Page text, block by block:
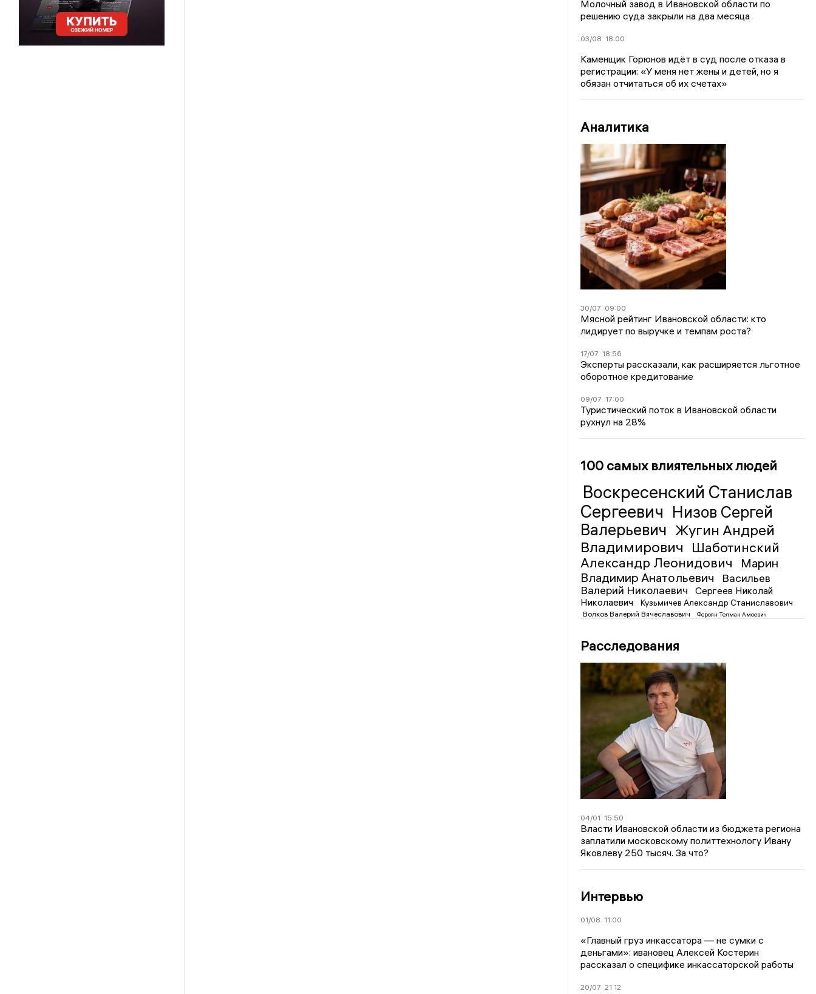
Молочный завод в Ивановской области по
решению суда закрыли на два месяца
03/08 18:00
Каменщик Горюнов идёт в суд после отказа в
регистрации: «У меня нет жены и детей, но я
обязан отчитаться об их счетах»
Аналитика
30/07 09:00
Мясной рейтинг Ивановской области: кто
лидирует по выручке и темпам роста?
17/07 18:56
Эксперты рассказали, как расширяется льготное
оборотное кредитование
09/07 17:00
Туристический поток в Ивановской области
рухнул на 28%
100 самых влиятельных людей
Воскресенский Станислав
Сергеевич Низов Сергей
Валерьевич Жугин Андрей
Владимирович
Шаботинский
Александр Леонидович
Марин
Владимир Анатольевич
Васильев
Валерий Николаевич
Сергеев Николай
Николаевич
Кузьмичев Александр Станиславович
Волков Валерий Вячеславович Фероян Телман Амоевич
Расследования
04/01 15:50
Власти Ивановской области из бюджета региона
заплатили московскому политтехнологу Ивану
Яковлеву 250 тысяч. За что?
Интервью
01/08 11:00
«Главный груз инкассатора — не сумки с
деньгами»: ивановец Алексей Костерин
рассказал о специфике инкассаторской работы
20/07 21:12